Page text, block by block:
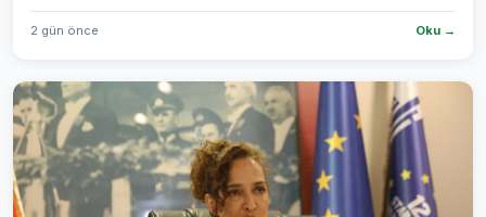
2 gün önce Oku →